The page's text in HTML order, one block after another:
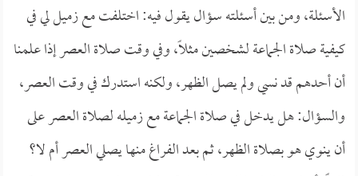
الأسئلة، ومن بين أسئلته سؤال يقول فيه: اختلفت مع زميل لي في
كيفية صلاة الجماعة لشخصين مثلاً، وفي وقت صلاة العصر إذا علمنا
أن أحدهم قد نسي ولم يصل الظهر، ولكنه استدرك في وقت العصر،
والسؤال: هل يدخل في صلاة الجماعة مع زميله لصلاة العصر على
أن ينوي هو بصلاة الظهر، ثم بعد الفراغ منها يصلي العصر أم لا؟